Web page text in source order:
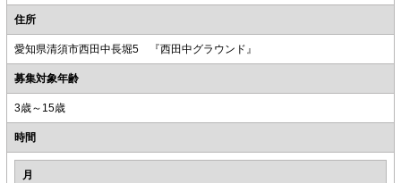
住所
愛知県清須市西田中長堀5 『西田中グラウンド』
募集対象年齢
3歳～15歳
時間
月